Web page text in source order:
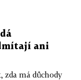
ani
má důchody